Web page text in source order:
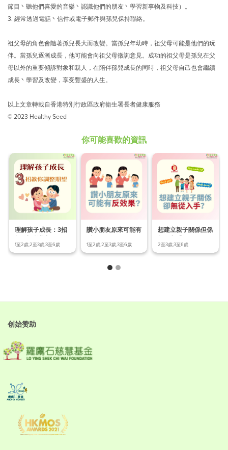
節目丶聽他們喜愛的音樂丶認識他們的朋友丶學習新事物及科技）。
3. 經常透過電話丶信件或電子郵件與孫兒保持聯絡。
祖父母的角色會隨著孫兒長大而改變。當孫兒年幼時，祖父母可能是他們的玩
伴。當孫兒逐漸成長，他可能會向祖父母徵詢意見。成功的祖父母是孫兒在父
母以外的重要傾訴對象和親人，在陪伴孫兒成長的同時，祖父母自己也會繼續
成長丶學習及改變，享受豐盛的人生。
以上文章轉載自香港特別行政區政府衞生署長者健康服務
© 2023 Healthy Seed
你可能喜歡的資訊
理解孩子成長：3招
教你調整期望!
1至2歲,2至3歲,3至6歲
讚小朋友原來可能有
反效果？
1至2歲,2至3歲,3至6歲
想建立親子關係但係
無從入手？
2至3歲,3至6歲
创始赞助